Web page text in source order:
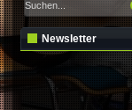
Auftritte beim
Weihnachts-